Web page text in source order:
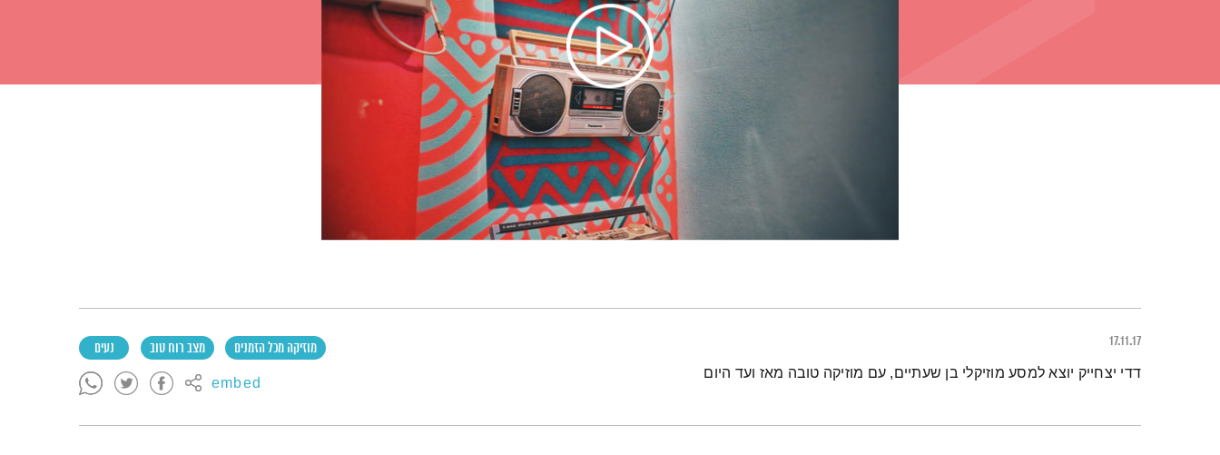
17.11.17 מוזיקה מכל הזמנים מצב רוח טוב נעים
embed תמצית הפודקאסט
דדי יצחייק יוצא למסע מוזיקלי בן שעתיים, עם מוזיקה טובה מאז ועד היום